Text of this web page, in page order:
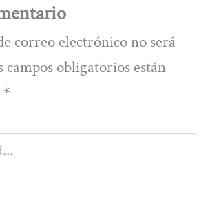
correo electrónico no será
campos obligatorios están
*